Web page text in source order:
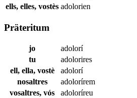
ells, elles, vostès adolorien
Präteritum
jo
adolorí
tu
adolorires
ell, ella, vostè
adolorí
nosaltres
adolorírem
vosaltres, vós
adoloríreu